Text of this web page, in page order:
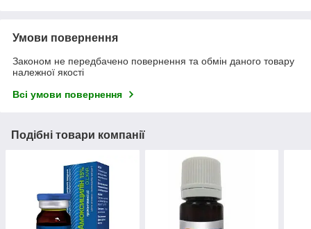
Умови повернення
Законом не передбачено повернення та обмін даного товару
належної якості
Всі умови повернення
Подібні товари компанії